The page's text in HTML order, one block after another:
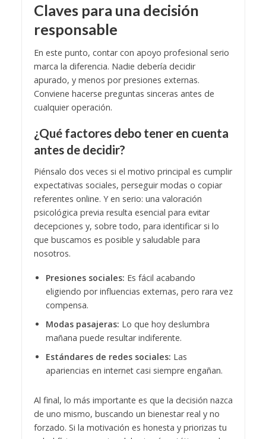
Claves para una decisión
responsable
En este punto, contar con apoyo profesional serio
marca la diferencia. Nadie debería decidir
apurado, y menos por presiones externas.
Conviene hacerse preguntas sinceras antes de
cualquier operación.
¿Qué factores debo tener en cuenta
antes de decidir?
Piénsalo dos veces si el motivo principal es cumplir
expectativas sociales, perseguir modas o copiar
referentes online. Y en serio: una valoración
psicológica previa resulta esencial para evitar
decepciones y, sobre todo, para identificar si lo
que buscamos es posible y saludable para
nosotros.
Presiones sociales: Es fácil acabando
eligiendo por influencias externas, pero rara vez
compensa.
Modas pasajeras: Lo que hoy deslumbra
mañana puede resultar indiferente.
Estándares de redes sociales: Las
apariencias en internet casi siempre engañan.
Al final, lo más importante es que la decisión nazca
de uno mismo, buscando un bienestar real y no
forzado. Si la motivación es honesta y priorizas tu